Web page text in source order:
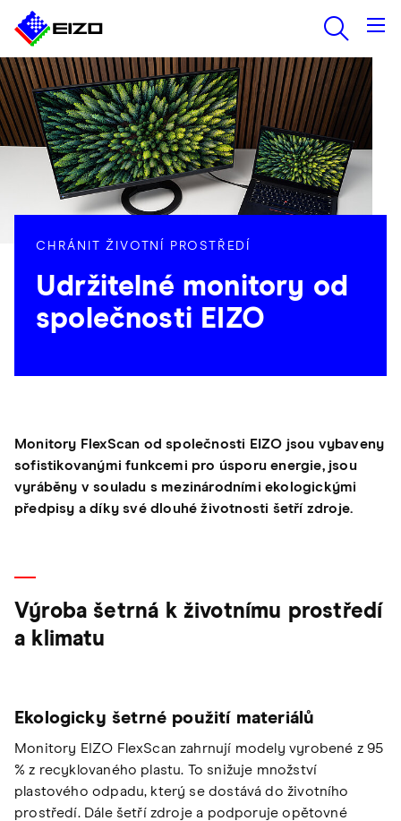
CHRÁNIT ŽIVOTNÍ PROSTŘEDÍ
Udržitelné monitory od
společnosti EIZO
Monitory FlexScan od společnosti EIZO jsou vybaveny
sofistikovanými funkcemi pro úsporu energie, jsou
vyráběny v souladu s mezinárodními ekologickými
předpisy a díky své dlouhé životnosti šetří zdroje.
Výroba šetrná k životnímu prostředí
a klimatu
Ekologicky šetrné použití materiálů
Monitory EIZO FlexScan zahrnují modely vyrobené z 95
% z recyklovaného plastu. To snižuje množství
plastového odpadu, který se dostává do životního
prostředí. Dále šetří zdroje a podporuje opětovné